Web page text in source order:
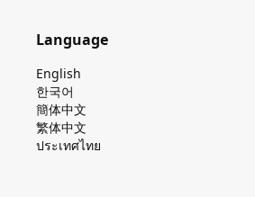
Language
English
한국어
簡体中文
繁体中文
ประเทศไทย